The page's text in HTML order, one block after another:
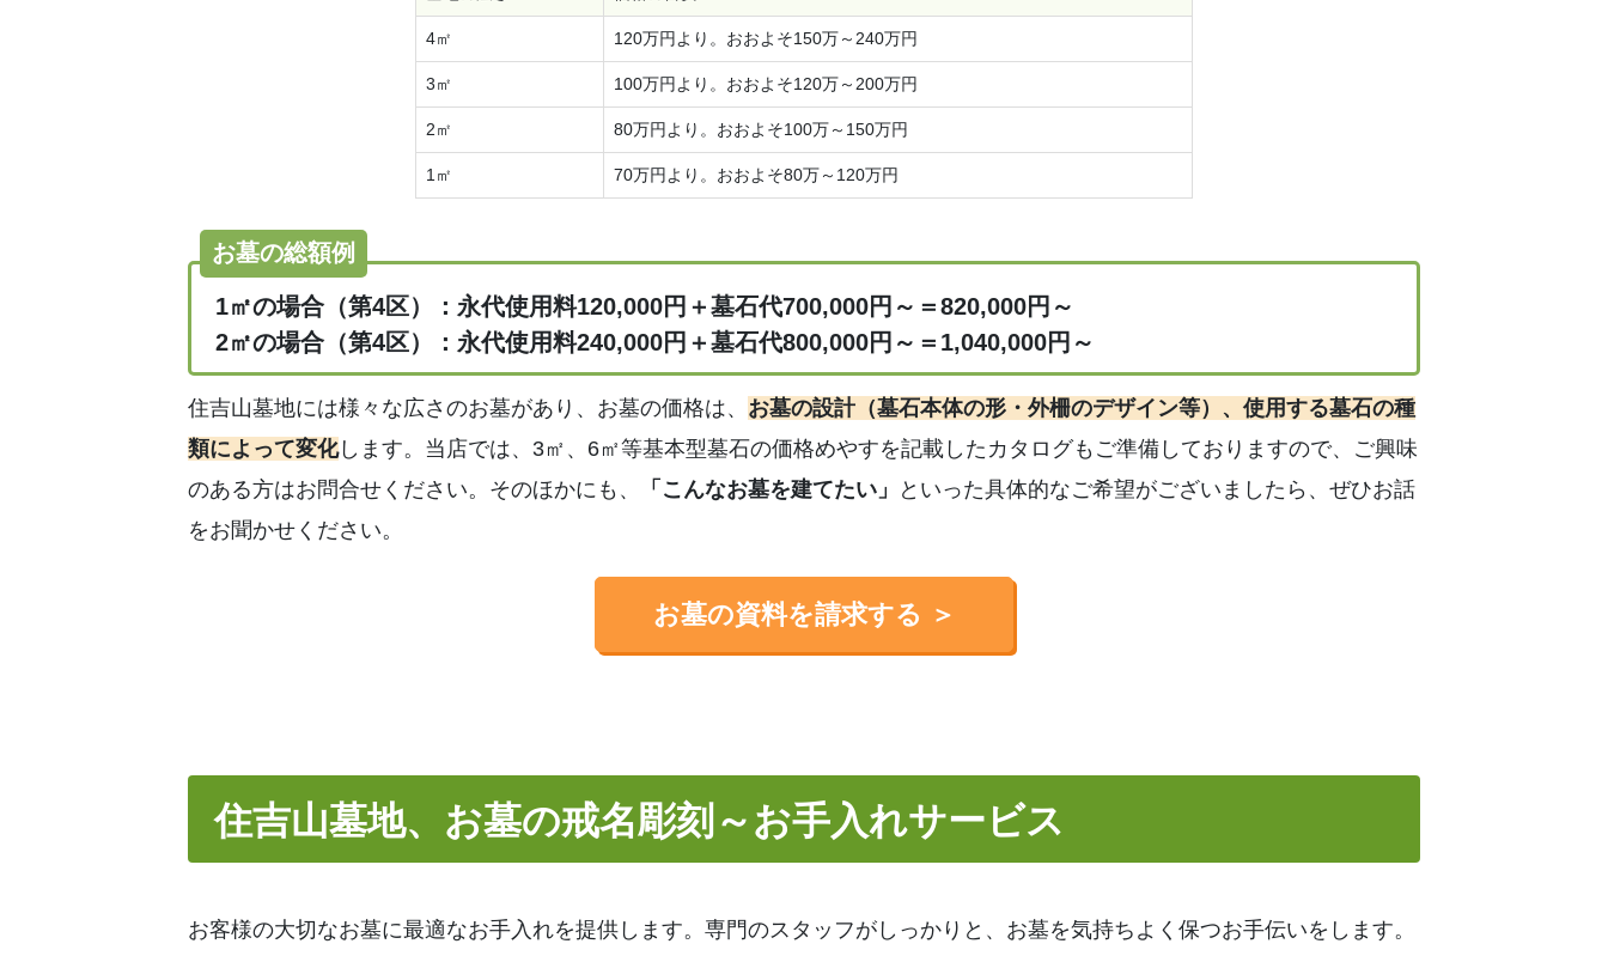
4㎡ 120万円より。おおよそ150万～240万円
3㎡ 100万円より。おおよそ120万～200万円
2㎡ 80万円より。おおよそ100万～150万円
1㎡ 70万円より。おおよそ80万～120万円
お墓の総額例
1㎡の場合（第4区）：永代使用料120,000円＋墓石代700,000円～＝820,000円～
2㎡の場合（第4区）：永代使用料240,000円＋墓石代800,000円～＝1,040,000円～
住吉山墓地には様々な広さのお墓があり、お墓の価格は、 お墓の設計 （墓石本体の形・外柵のデザイン等） 、使用する墓石の種
類によって変化します。当店では、3㎡、6㎡等基本型墓石の価格めやすを記載したカタログもご準備しておりますので、ご興味
のある方はお問合せください。そのほかにも、
「こんなお墓を建てたい 」
といった具体的なご希望がございましたら、ぜひお話
をお聞かせください。
お墓の資料を請求する ＞
住吉山墓地、お墓の戒名彫刻～お手入れサービス
お客様の大切なお墓に最適なお手入れを提供します。専門のスタッフがしっかりと、お墓を気持ちよく保つお手伝いをします。